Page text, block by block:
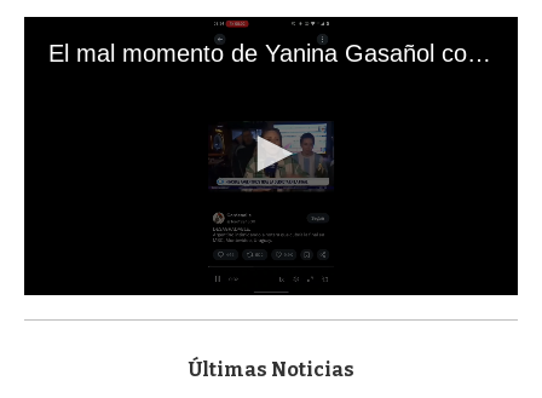
El mal momento de Yanina Gasañol con un hincha argentino en "Subrayado"
s
Últimas Noticias